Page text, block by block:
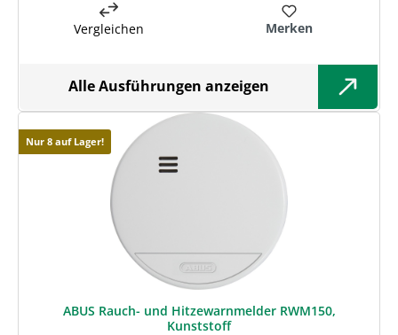
Vergleichen Merken
Alle Ausführungen anzeigen
Nur 8 auf Lager!
ABUS Rauch- und Hitzewarnmelder RWM150,
Kunststoff